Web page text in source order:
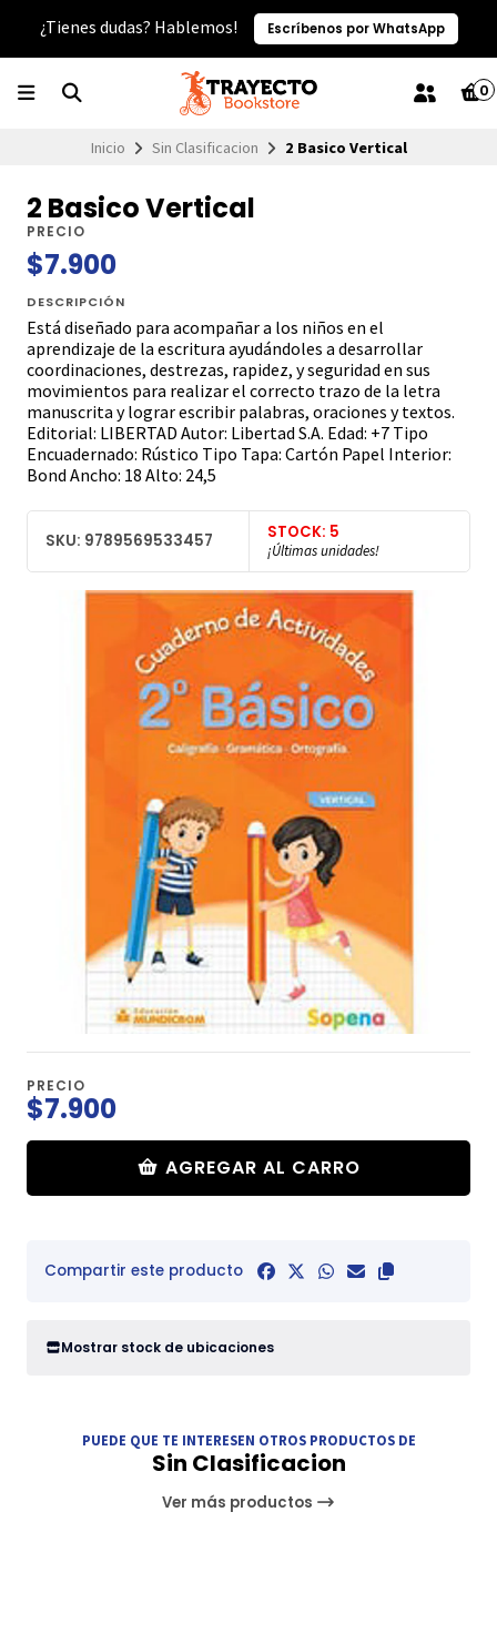
¿Tienes dudas? Hablemos! Escríbenos por WhatsApp
0
Inicio Sin Clasificacion 2 Basico Vertical
2 Basico Vertical
PRECIO
$7.900
DESCRIPCIÓN
Está diseñado para acompañar a los niños en el
aprendizaje de la escritura ayudándoles a desarrollar
coordinaciones, destrezas, rapidez, y seguridad en sus
movimientos para realizar el correcto trazo de la letra
manuscrita y lograr escribir palabras, oraciones y textos.
Editorial: LIBERTAD Autor: Libertad S.A. Edad: +7 Tipo
Encuadernado: Rústico Tipo Tapa: Cartón Papel Interior:
Bond Ancho: 18 Alto: 24,5
SKU: 9789569533457 STOCK: 5
¡Últimas unidades!
PRECIO
$7.900
AGREGAR AL CARRO
Compartir este producto
Mostrar stock de ubicaciones
PUEDE QUE TE INTERESEN OTROS PRODUCTOS DE
Sin Clasificacion
Ver más productos